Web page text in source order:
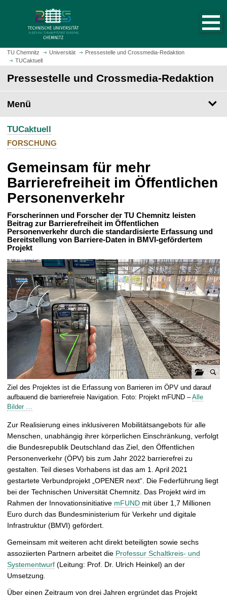
m
H
t
s
i
e
a
u
f
r
u
f
e
n
TU Chemnitz Universität
Pressestelle und Crossmedia-Redaktion
TUCaktuell
Pressestelle und Crossmedia-Redaktion
Menü
TUCaktuell
FORSCHUNG
Gemeinsam für mehr
Barrierefreiheit im Öffentlichen
Personenverkehr
Forscherinnen und Forscher der TU Chemnitz leisten
Beitrag zur Barrierefreiheit im Öffentlichen
Personenverkehr durch die standardisierte Erfassung und
Bereitstellung von Barriere-Daten in BMVI-gefördertem
Projekt
a
r
i
e
ö
f
f
n
e
n
Ziel des Projektes ist die Erfassung von Barrieren im ÖPV und darauf
aufbauend die barrierefreie Navigation. Foto: Projekt mFUND –Alle
Bilder …
Zur Realisierung eines inklusiveren Mobilitätsangebots für alle
Menschen, unabhängig ihrer körperlichen Einschränkung, verfolgt
die Bundesrepublik Deutschland das Ziel, den Öffentlichen
Personenverkehr (ÖPV) bis zum Jahr 2022 barrierefrei zu
gestalten. Teil dieses Vorhabens ist das am 1. April 2021
gestartete Verbundprojekt „OPENER next“. Die Federführung liegt
bei der Technischen Universität Chemnitz. Das Projekt wird im
Rahmen der Innovationsinitiative mFUND mit über 1,7 Millionen
Euro durch das Bundesministerium für Verkehr und digitale
Infrastruktur (BMVI) gefördert.
Gemeinsam mit weiteren acht direkt beteiligten sowie sechs
assoziierten Partnern arbeitet die Professur Schaltkreis- und
Systementwurf (Leitung: Prof. Dr. Ulrich Heinkel) an der
Umsetzung.
Über einen Zeitraum von drei Jahren ergründet das Projekt